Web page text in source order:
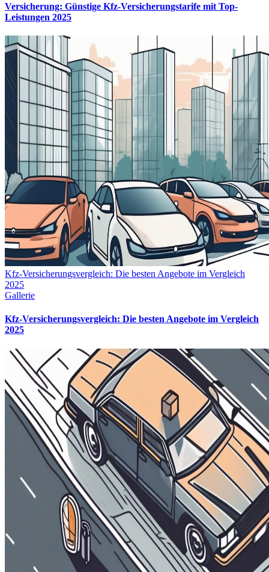
Versicherung: Günstige Kfz-Versicherungstarife mit Top-
Leistungen 2025
Kfz-Versicherungsvergleich: Die besten Angebote im Vergleich
2025
Gallerie
Kfz-Versicherungsvergleich: Die besten Angebote im Vergleich
2025